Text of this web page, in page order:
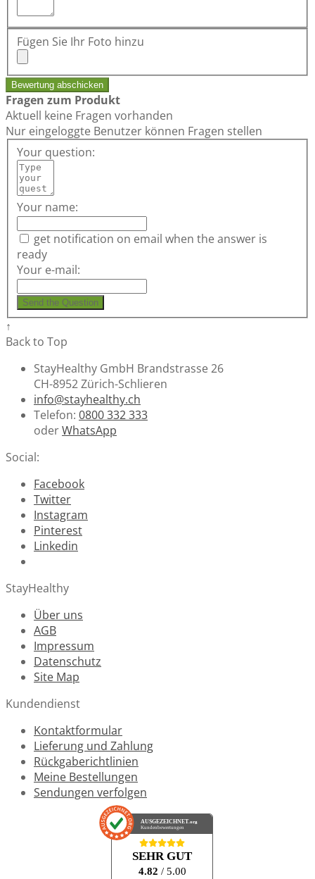
Fügen Sie Ihr Foto hinzu
Bewertung abschicken
Fragen zum Produkt
Aktuell keine Fragen vorhanden
Nur eingeloggte Benutzer können Fragen stellen
Your question:
Your name:
get notification on email when the answer is
ready
Your e-mail:
Send the Question
↑
Back to Top
StayHealthy GmbH Brandstrasse 26
CH-8952 Zürich-Schlieren
info@stayhealthy.ch
Telefon: 0800 332 333
oderWhatsApp
Social:
Facebook
Twitter
Instagram
Pinterest
Linkedin
StayHealthy
Über uns
AGB
Impressum
Datenschutz
Site Map
Kundendienst
Kontaktformular
Lieferung und Zahlung
Rückgaberichtlinien
Meine Bestellungen
Sendungen verfolgen
AUSGEZEICHNET.org
Kundenbewertungen
SEHR GUT
4.82 / 5.00